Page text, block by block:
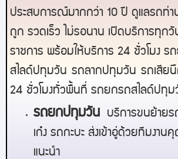
ประสบการณ์มากกว่า 10 ปี ดูแลรถท่า
ถูก รวดเร็ว ไม่รอนาน เปิดบริการทุกวั
ราชการ พร้อมให้บริการ 24 ชั่วโมง ร
สไลด์ปทุมวัน รถลากปทุมวัน รถเสียนึ
24 ชั่วโมงทั่วพื้นที่ รถยกรถสไลด์ปทุม
รถยกปทุมวัน
บริการขนย้าย
เก๋ง รถกะบะ ส่งเข้าอู่ด้วยทีมงา
แนะนำ